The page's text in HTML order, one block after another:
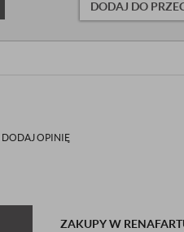
DODAJ DO
DODAJ OPINIĘ
ZAKUPY W